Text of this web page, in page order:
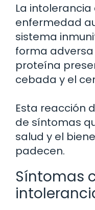
La
enfermedad
sistema
forma
proteína
cebada y el
Esta reacción
de síntomas
salud y el
padecen.
Síntomas